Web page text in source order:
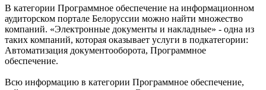
В категории Программное обеспечение на информационном
аудиторском портале Белоруссии можно найти множество
компаний. «Электронные документы и накладные» - одна из
таких компаний, которая оказывает услуги в подкатегории:
Автоматизация документооборота, Программное
обеспечение.
Всю информацию в категории Программное обеспечение,